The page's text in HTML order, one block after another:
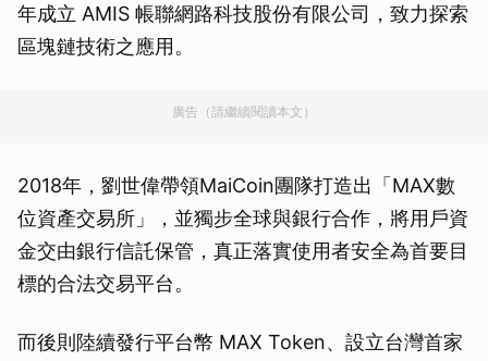
年成立 AMIS 帳聯網路科技股份有限公司，致力探索
區塊鏈技術之應用。
廣告（請繼續閱讀本文）
2018年，劉世偉帶領MaiCoin團隊打造出「MAX數
位資產交易所」，並獨步全球與銀行合作，將用戶資
金交由銀行信託保管，真正落實使用者安全為首要目
標的合法交易平台。
而後則陸續發行平台幣 MAX Token、設立台灣首家